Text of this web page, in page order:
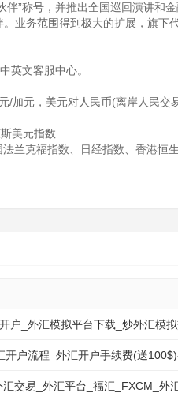
”称号，并推出全国巡回演讲和金
业务范围得到极大的扩展，旗下
英文客服中心。
/加元，美元对人民币(离岸人民交
美元指数
兰克福指数、日经指数、香港恒
户_外汇模拟平台下载_炒外汇模拟
开户流程_外汇开户手续费(送
交易_外汇平台_福汇_FXCM_外